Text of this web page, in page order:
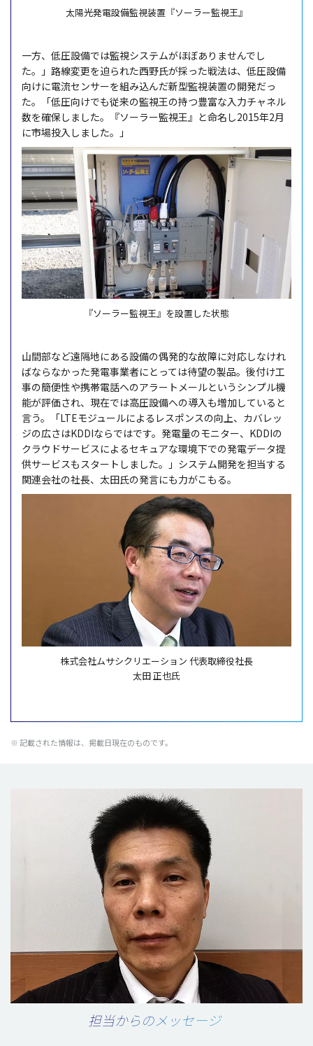
太陽光発電設備監視装置『ソーラー監視王』
『ソーラー監視王』を設置した状態
一方、低圧設備では監視システムがほぼありませんでし
た。」路線変更を迫られた西野氏が採った戦法は、低圧設備
向けに電流センサーを組み込んだ新型監視装置の開発だっ
た。「低圧向けでも従来の監視王の持つ豊富な入力チャネル
数を確保しました。『ソーラー監視王』と命名し2015年2月
に市場投入しました。」
山間部など遠隔地にある設備の偶発的な故障に対応しなけれ
ばならなかった発電事業者にとっては待望の製品。後付け工
事の簡便性や携帯電話へのアラートメールというシンプル機
能が評価され、現在では高圧設備への導入も増加していると
言う。「LTEモジュールによるレスポンスの向上、カバレッ
ジの広さはKDDIならではです。発電量のモニター、KDDIの
クラウドサービスによるセキュアな環境下での発電データ提
供サービスもスタートしました。」システム開発を担当する
関連会社の社長、太田氏の発言にも力がこもる。
株式会社ムサシクリエーション 代表取締役社長
太田 正也氏
※ 記載された情報は、掲載日現在のものです。
担当からのメッセージ